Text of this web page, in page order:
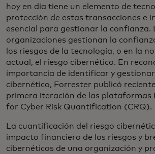
hoy en día tiene un elemento de
protección de estas transacciones e
esencial para gestionar la confianza.
organizaciones gestionan la
los riesgos de la tecnología, o en la
actual, el riesgo cibernético. En
importancia de identificar y
cibernético, Forrester publicó
primera iteración de las plataformas
for Cyber Risk Quantification (CRQ).
La cuantificación del riesgo
impacto financiero de los riesgos y
cibernéticos de una organización y